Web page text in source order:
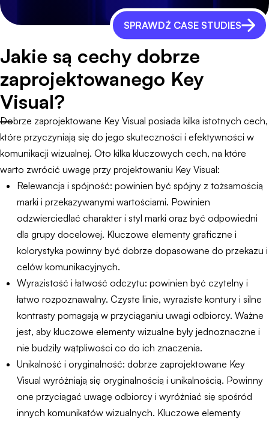
SPRAWDŹ CASE STUDIES
Jakie są cechy dobrze
zaprojektowanego Key
Visual?
Dobrze zaprojektowane Key Visual posiada kilka istotnych cech,
które przyczyniają się do jego skuteczności i efektywności w
komunikacji wizualnej. Oto kilka kluczowych cech, na które
warto zwrócić uwagę przy projektowaniu Key Visual:
Relewancja i spójność: powinien być spójny z tożsamością
marki i przekazywanymi wartościami. Powinien
odzwierciedlać charakter i styl marki oraz być odpowiedni
dla grupy docelowej. Kluczowe elementy graficzne i
kolorystyka powinny być dobrze dopasowane do przekazu i
celów komunikacyjnych.
Wyrazistość i łatwość odczytu: powinien być czytelny i
łatwo rozpoznawalny. Czyste linie, wyraziste kontury i silne
kontrasty pomagają w przyciąganiu uwagi odbiorcy. Ważne
jest, aby kluczowe elementy wizualne były jednoznaczne i
nie budziły wątpliwości co do ich znaczenia.
Unikalność i oryginalność: dobrze zaprojektowane Key
Visual wyróżniają się oryginalnością i unikalnością. Powinny
one przyciągać uwagę odbiorcy i wyróżniać się spośród
innych komunikatów wizualnych. Kluczowe elementy